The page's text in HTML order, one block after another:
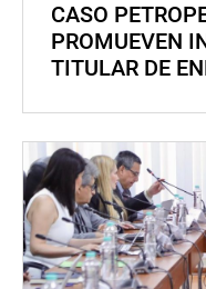
CASO
PROMUEVEN
TITULAR DE